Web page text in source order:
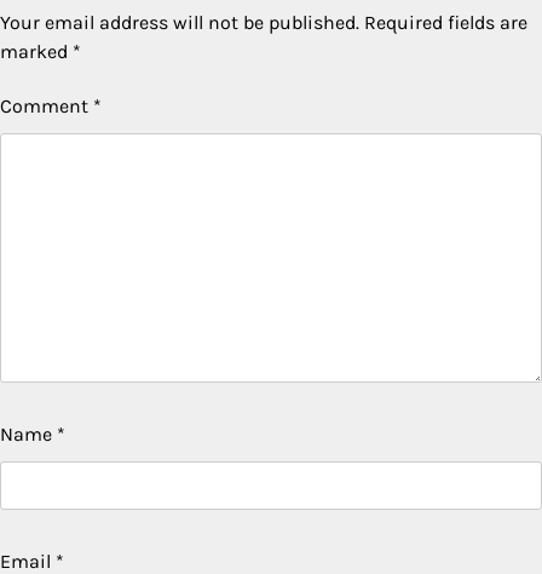
Your email address will not be published. Required fields are
marked *
Comment *
Name *
Email *